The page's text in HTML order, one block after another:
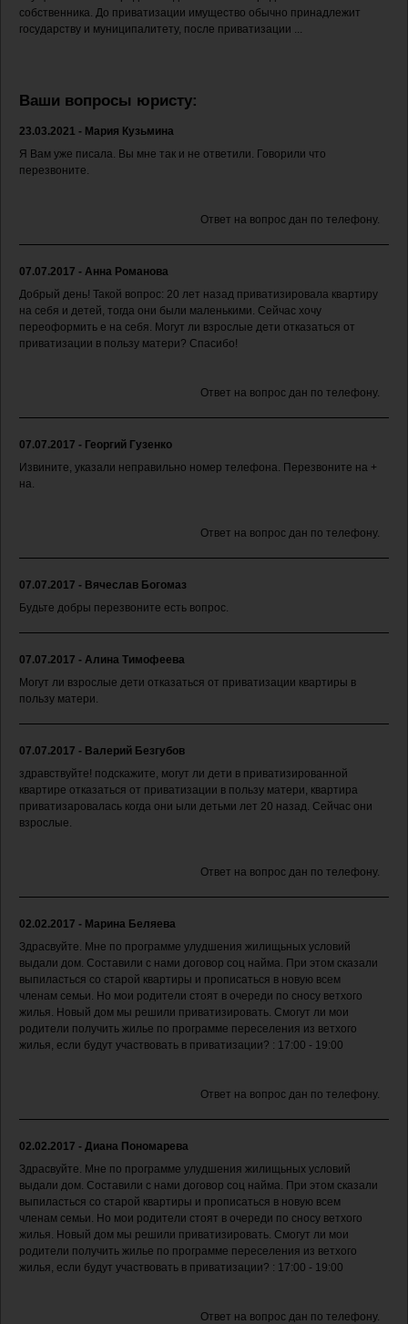
собственника. До приватизации имущество обычно принадлежит
государству и муниципалитету, после приватизации ...
Ваши вопросы юристу:
23.03.2021 - Мария Кузьмина
Я Вам уже писала. Вы мне так и не ответили. Говорили что
перезвоните.
Ответ на вопрос дан по телефону.
07.07.2017 - Анна Романова
Добрый день! Такой вопрос: 20 лет назад приватизировала квартиру
на себя и детей, тогда они были маленькими. Сейчас хочу
переоформить е на себя. Могут ли взрослые дети отказаться от
приватизации в пользу матери? Спасибо!
Ответ на вопрос дан по телефону.
07.07.2017 - Георгий Гузенко
Извините, указали неправильно номер телефона. Перезвоните на +
на.
Ответ на вопрос дан по телефону.
07.07.2017 - Вячеслав Богомаз
Будьте добры перезвоните есть вопрос.
07.07.2017 - Алина Тимофеева
Могут ли взрослые дети отказаться от приватизации квартиры в
пользу матери.
07.07.2017 - Валерий Безгубов
здравствуйте! подскажите, могут ли дети в приватизированной
квартире отказаться от приватизации в пользу матери, квартира
приватизаровалась когда они ыли детьми лет 20 назад. Сейчас они
взрослые.
Ответ на вопрос дан по телефону.
02.02.2017 - Марина Беляева
Здрасвуйте. Мне по программе улудшения жилищьных условий
выдали дом. Составили с нами договор соц найма. При этом сказали
выпиласться со старой квартиры и прописаться в новую всем
членам семьи. Но мои родители стоят в очереди по сносу ветхого
жилья. Новый дом мы решили приватизировать. Смогут ли мои
родители получить жилье по программе переселения из ветхого
жилья, если будут участвовать в приватизации? : 17:00 - 19:00
Ответ на вопрос дан по телефону.
02.02.2017 - Диана Пономарева
Здрасвуйте. Мне по программе улудшения жилищьных условий
выдали дом. Составили с нами договор соц найма. При этом сказали
выпиласться со старой квартиры и прописаться в новую всем
членам семьи. Но мои родители стоят в очереди по сносу ветхого
жилья. Новый дом мы решили приватизировать. Смогут ли мои
родители получить жилье по программе переселения из ветхого
жилья, если будут участвовать в приватизации? : 17:00 - 19:00
Ответ на вопрос дан по телефону.